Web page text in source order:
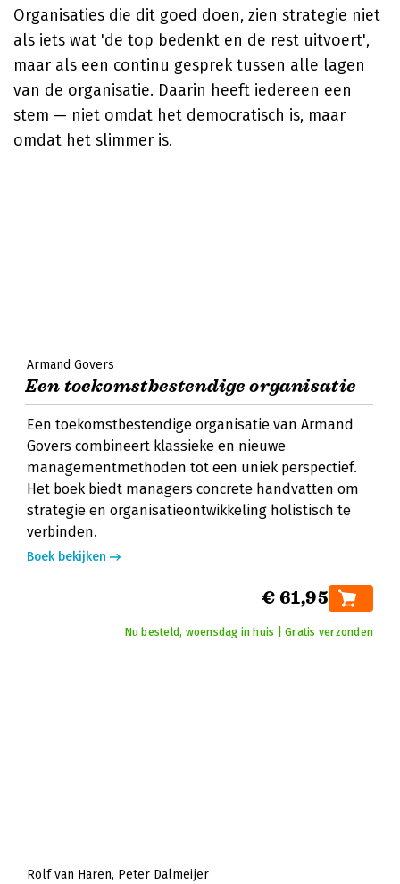
Organisaties die dit goed doen, zien strategie niet
als iets wat 'de top bedenkt en de rest uitvoert',
maar als een continu gesprek tussen alle lagen
van de organisatie. Daarin heeft iedereen een
stem — niet omdat het democratisch is, maar
omdat het slimmer is.
Armand Govers
Een toekomstbestendige organisatie
Een toekomstbestendige organisatie van Armand
Govers combineert klassieke en nieuwe
managementmethoden tot een uniek perspectief.
Het boek biedt managers concrete handvatten om
strategie en organisatieontwikkeling holistisch te
verbinden.
Boek bekijken
€ 61,95
Nu besteld, woensdag in huis | Gratis verzonden
Rolf van Haren Peter Dalmeijer